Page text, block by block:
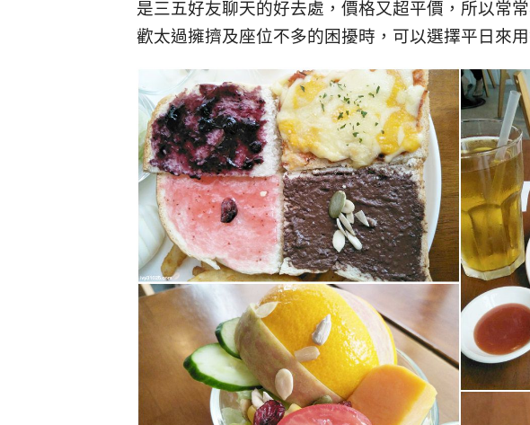
是三五好友聊天的好去處，價格又超平價，所以常
歡太過擁擠及座位不多的困擾時，可以選擇平日來